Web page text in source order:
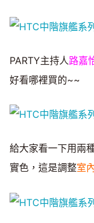
PARTY主持人路嘉
好看哪裡買的~~
給大家看一下用兩
實色，這是調整室